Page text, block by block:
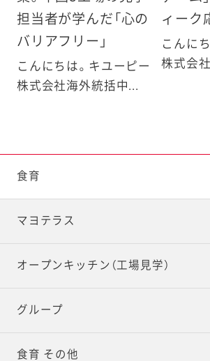
担当者が学んだ「心の
バリアフリー」
こんにちは。キユーピー
株式会社海外統括中...
ィーク
こんに
株式会
食育
マヨテラス
オープンキッチン（工場見学）
グループ
食育 その他